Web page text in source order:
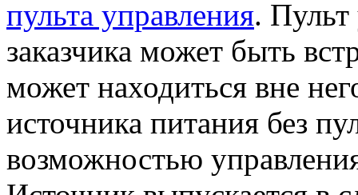
пульта управления.
заказчика может быть
может находиться вне
источника питания без
возможностью